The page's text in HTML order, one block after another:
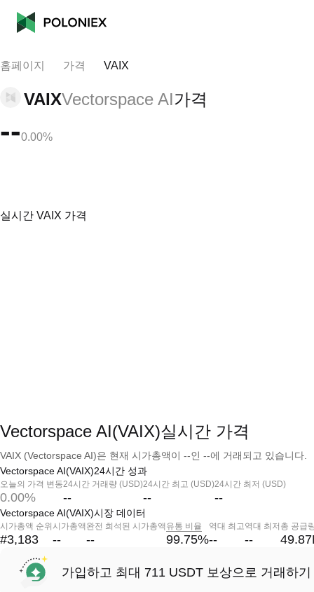
홈페이지 가격 VAIX
VAIXVectorspace AI가격
--0.00%
실시간 VAIX 가격
Vectorspace AI(VAIX)실시간 가격
VAIX (Vectorspace AI)은 현재 시가총액이 --인 --에 거래되고 있습니다.
Vectorspace AI(VAIX)24시간 성과
오늘의 가격 변동
0.00%
24시간 거래량 (USD)
--
24시간 최고 (USD)
--
24시간 최저 (USD)
--
Vectorspace AI(VAIX)시장 데이터
시가총액 순위
#3,183
시가총액
--
완전 희석된 시가총액
--
유통 비율
99.75%
역대 최고
--
역대 최저
--
총 공급
가입하고 최대 711 USDT 보상으로 거래하기